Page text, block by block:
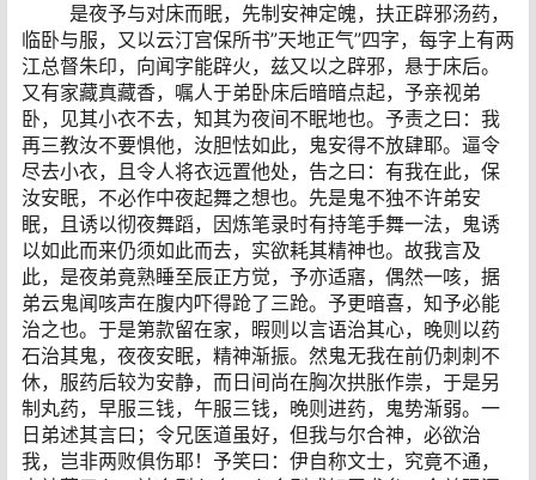
是夜予与对床而眠，先制安神定魄，扶正辟邪汤药，
临卧与服，又以云汀宫保所书”天地正气”四字，每字上有两
江总督朱印，向闻字能辟火，兹又以之辟邪，悬于床后。
又有家藏真藏香，嘱人于弟卧床后暗暗点起，予亲视弟
卧，见其小衣不去，知其为夜间不眠地也。予责之曰：我
再三教汝不要惧他，汝胆怯如此，鬼安得不放肆耶。逼令
尽去小衣，且令人将衣远置他处，告之曰：有我在此，保
汝安眠，不必作中夜起舞之想也。先是鬼不独不许弟安
眠，且诱以彻夜舞蹈，因炼笔录时有持笔手舞一法，鬼诱
以如此而来仍须如此而去，实欲耗其精神也。故我言及
此，是夜弟竟熟睡至辰正方觉，予亦适寤，偶然一咳，据
弟云鬼闻咳声在腹内吓得跄了三跄。予更暗喜，知予必能
治之也。于是第款留在家，暇则以言语治其心，晚则以药
石治其鬼，夜夜安眠，精神渐振。然鬼无我在前仍刺刺不
休，服药后较为安静，而日间尚在胸次拱胀作祟，于是另
制丸药，早服三钱，午服三钱，晚则进药，鬼势渐弱。一
日弟述其言曰；令兄医道虽好，但我与尔合神，必欲治
我，岂非两败俱伤耶！予笑曰：伊自称文士，究竟不通，